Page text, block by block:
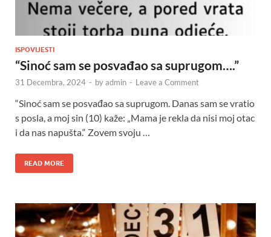
ISPOVIJESTI
“Sinoć sam se posvađao sa suprugom….”
31 Decembra, 2024 - byadmin - Leave a Comment
“Sinoć sam se posvađao sa suprugom. Danas sam se vratio
s posla, a moj sin (10) kaže: „Mama je rekla da nisi moj otac
i da nas napušta.“ Zovem svoju …
READ MORE